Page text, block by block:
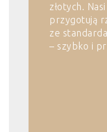
złotych.
przygotują
ze
– szybko i